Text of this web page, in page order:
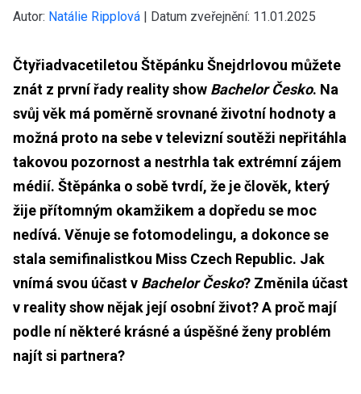
Autor: Natálie Ripplová | Datum zveřejnění: 11.01.2025
Čtyřiadvacetiletou Štěpánku Šnejdrlovou můžete
znát z první řady reality show Bachelor Česko. Na
svůj věk má poměrně srovnané životní hodnoty a
možná proto na sebe v televizní soutěži nepřitáhla
takovou pozornost a nestrhla tak extrémní zájem
médií. Štěpánka o sobě tvrdí, že je člověk, který
žije přítomným okamžikem a dopředu se moc
nedívá. Věnuje se fotomodelingu, a dokonce se
stala semifinalistkou Miss Czech Republic. Jak
vnímá svou účast v Bachelor Česko? Změnila účast
v reality show nějak její osobní život? A proč mají
podle ní některé krásné a úspěšné ženy problém
najít si partnera?